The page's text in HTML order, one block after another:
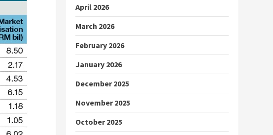
April 2026
March 2026
February 2026
January 2026
December 2025
November 2025
October 2025